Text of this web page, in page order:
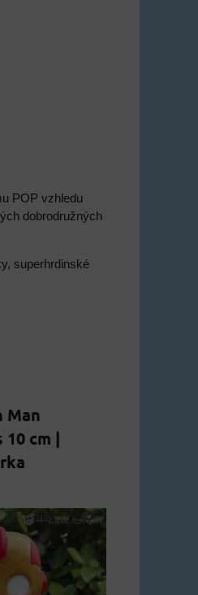
POP vzhledu
dobrodružných
superhrdinské
Man
cm |